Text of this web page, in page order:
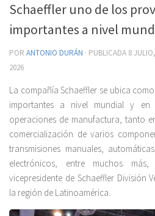
Schaeffler uno de los
importantes a nivel
POR ANTONIO DURÁN · PUBLICADA 8
2026
La compañía Schaeffler se ubica
importantes a nivel mundial y en
operaciones de manufactura, tanto
comercialización de varios
transmisiones manuales,
electrónicos, entre muchos
vicepresidente de Schaeffler División
la región de Latinoamérica.